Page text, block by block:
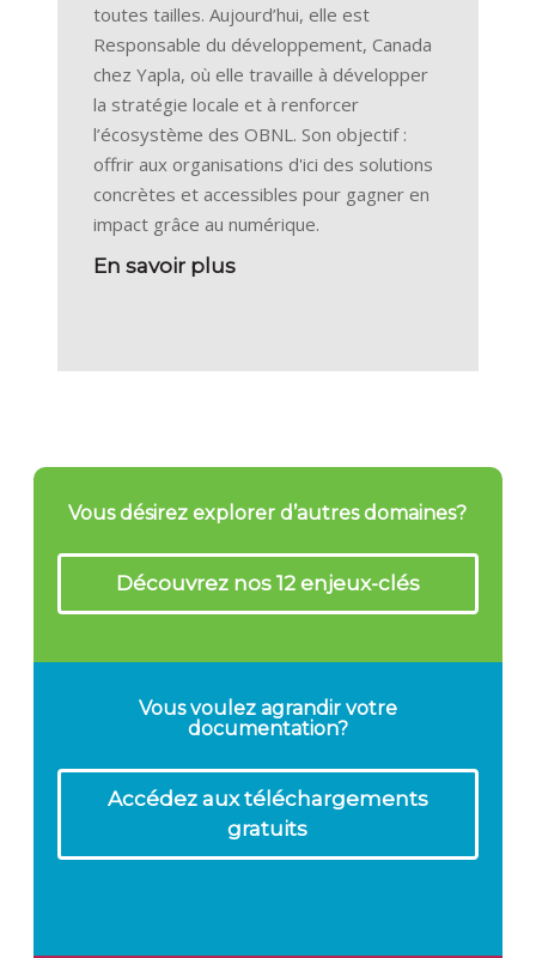
toutes tailles. Aujourd’hui, elle est
Responsable du développement, Canada
chez Yapla, où elle travaille à développer
la stratégie locale et à renforcer
l’écosystème des OBNL. Son objectif :
offrir aux organisations d'ici des solutions
concrètes et accessibles pour gagner en
impact grâce au numérique.
En savoir plus
Vous désirez explorer d’autres domaines?
Découvrez nos 12 enjeux-clés
Vous voulez agrandir votre
documentation?
Accédez aux téléchargements
gratuits